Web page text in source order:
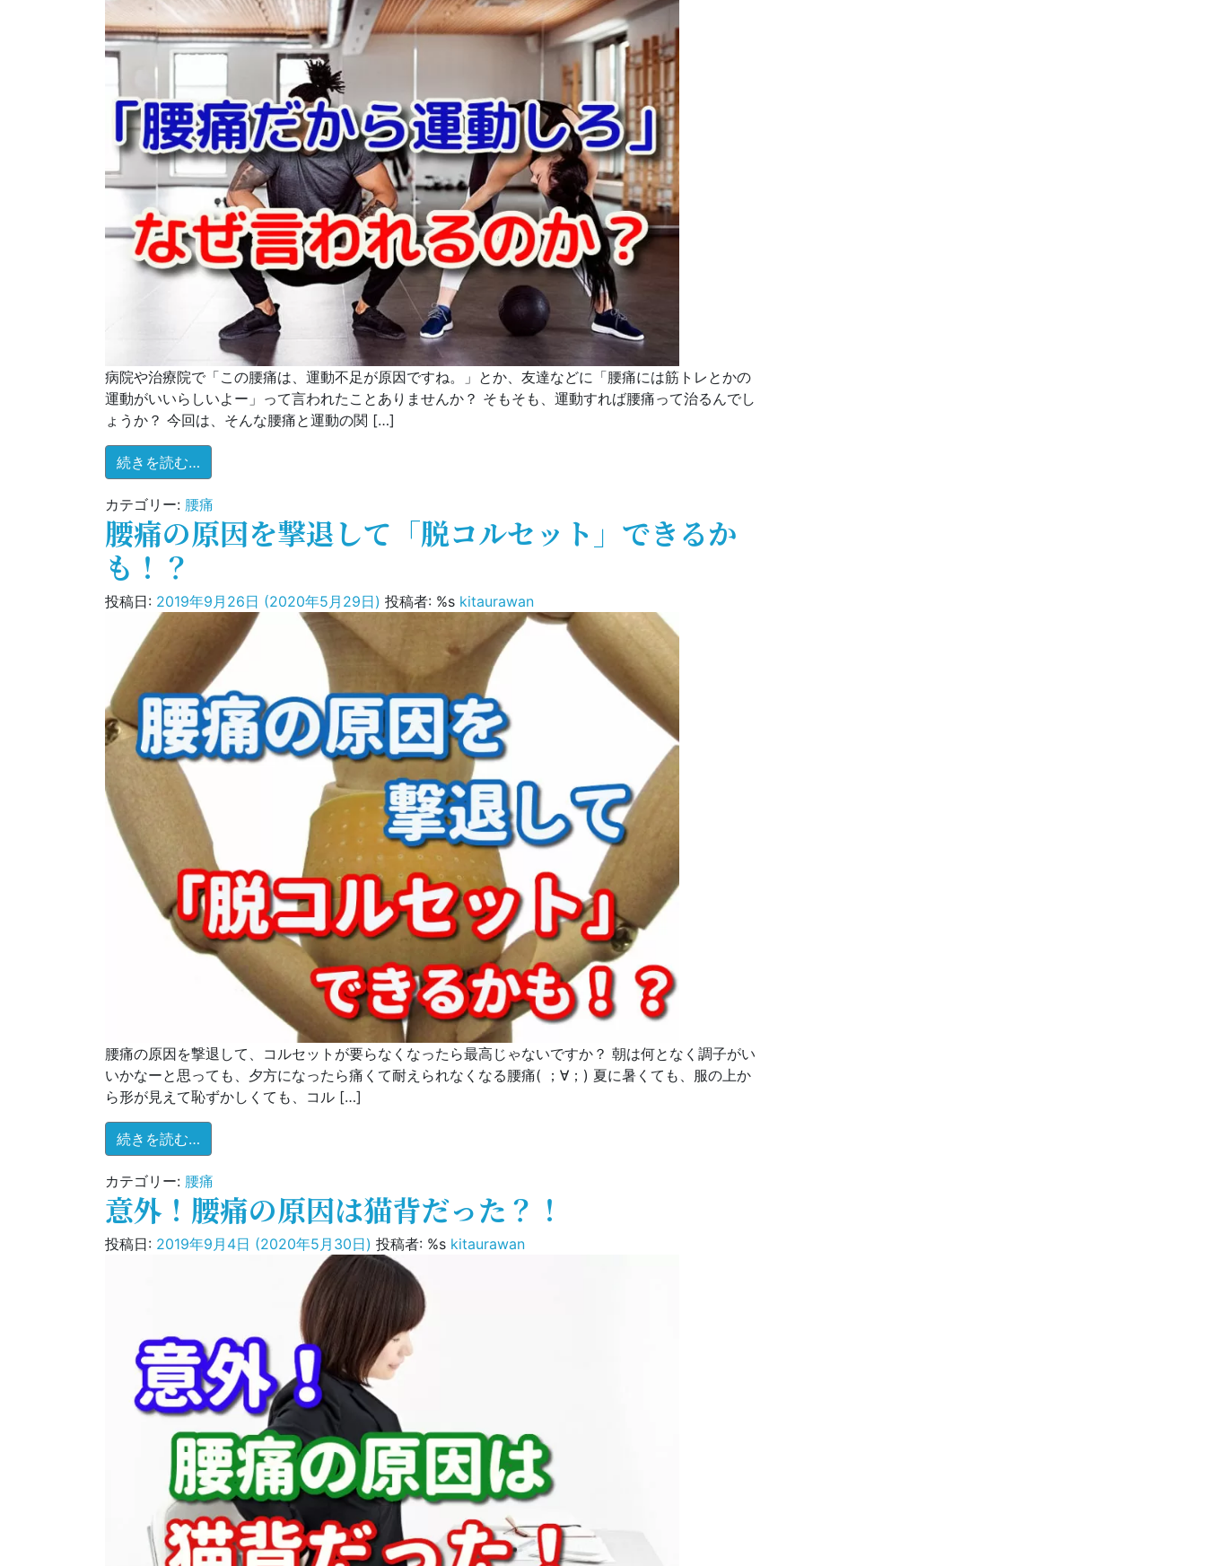
病院や治療院で「この腰痛は、運動不足が原因ですね。」とか、友達などに「腰痛には筋トレとかの
運動がいいらしいよー」って言われたことありませんか？ そもそも、運動すれば腰痛って治るんでし
ょうか？ 今回は、そんな腰痛と運動の関 […]
続きを読む…
カテゴリー: 腰痛
腰痛の原因を撃退して「脱コルセット」できるか
も！？
投稿日: 2019年9月26日 (2020年5月29日) 投稿者: %s kitaurawan
腰痛の原因を撃退して、コルセットが要らなくなったら最高じゃないですか？ 朝は何となく調子がい
いかなーと思っても、夕方になったら痛くて耐えられなくなる腰痛( ；∀；) 夏に暑くても、服の上か
ら形が見えて恥ずかしくても、コル […]
続きを読む…
カテゴリー: 腰痛
意外！腰痛の原因は猫背だった？！
投稿日: 2019年9月4日 (2020年5月30日) 投稿者: %s kitaurawan